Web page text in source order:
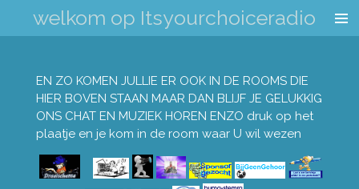
direct
hoofdinhoud
welkom op Itsyourchoiceradio
EN ZO KOMEN JULLIE ER OOK IN DE ROOMS DIE
HIER BOVEN STAAN MAAR DAN BLIJF JE GELUKKIG
ONS CHAT EN MUZIEK HOREN ENZO druk op het
plaatje en je kom in de room waar U wil wezen